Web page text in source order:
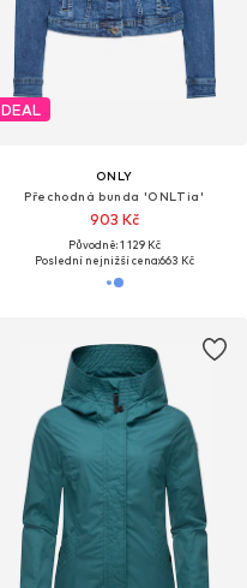
DEAL
ONLY
Přechodná bunda 'ONLTia'
903 Kč
Původně: 1 129 Kč
Poslední nejnižší cena:663 Kč